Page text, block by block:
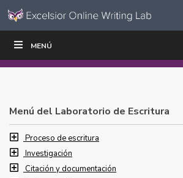
Ir al contenido
navegación
MENÚ
ESCRIBIR
Menú del Laboratorio de Escritura
Proceso de escritura
Investigación
Citación y documentación